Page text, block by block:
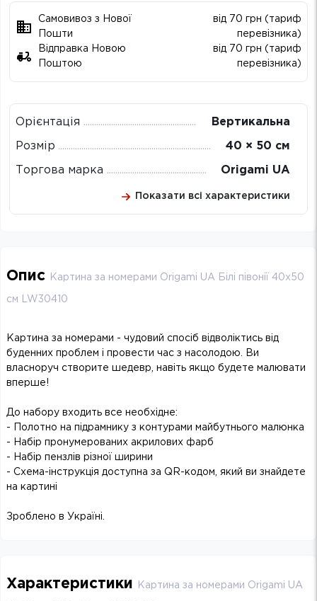
Самовивоз з Нової
Пошти
від 70 грн (тариф
перевізника)
Відправка Новою
Поштою
від 70 грн (тариф
перевізника)
Орієнтація Вертикальна
Розмір 40 × 50 см
Торгова марка Origami UA
Показати всі характеристики
Опис Картина за номерами Origami UA Білі півонії 40х50
см LW30410
Картина за номерами - чудовий спосіб відволіктись від
буденних проблем і провести час з насолодою. Ви
власноруч створите шедевр, навіть якщо будете малювати
вперше!
До набору входить все необхідне:
- Полотно на підрамнику з контурами майбутнього малюнка
- Набір пронумерованих акрилових фарб
- Набір пензлів різної ширини
- Схема-інструкція доступна за QR-кодом, який ви знайдете
на картині
Зроблено в Україні.
Характеристики Картина за номерами Origami UA